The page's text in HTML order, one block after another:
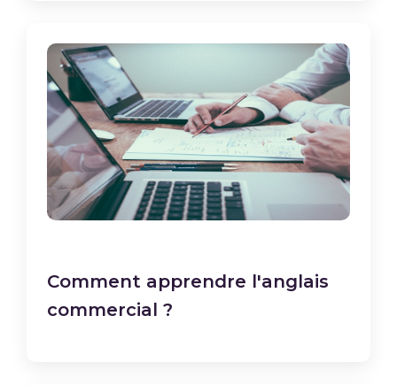
Comment apprendre l'anglais
commercial ?